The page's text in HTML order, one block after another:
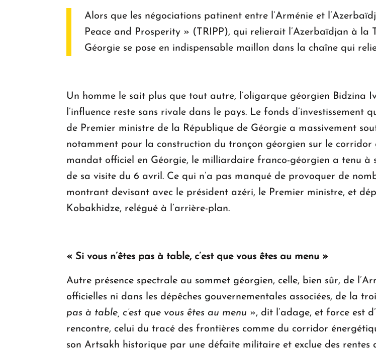
Alors que les négociations patinent entre l’Arménie et
Peace and Prosperity » (TRIPP), qui relierait l’Azerbaïdjan à la
Géorgie se pose en indispensable maillon dans la chaîne qui
Un homme le sait plus que tout autre, l’oligarque géorgien
l’influence reste sans rivale dans le pays. Le fonds d’investissement
de Premier ministre de la République de Géorgie a massivement
notamment pour la construction du tronçon géorgien sur le corridor
mandat officiel en Géorgie, le milliardaire franco-géorgien a tenu à
de sa visite du 6 avril. Ce qui n’a pas manqué de provoquer de
montrant devisant avec le président azéri, le Premier ministre, et
Kobakhidze, relégué à l’arrière-plan.
« Si vous n’êtes pas à table, c’est que vous êtes au menu »
Autre présence spectrale au sommet géorgien, celle, bien sûr, de
officielles ni dans les dépêches gouvernementales associées, de la
pas à table, c’est que vous êtes au menu », dit l’adage, et force est
rencontre, celui du tracé des frontières comme du corridor
son Artsakh historique par une défaite militaire et exclue des